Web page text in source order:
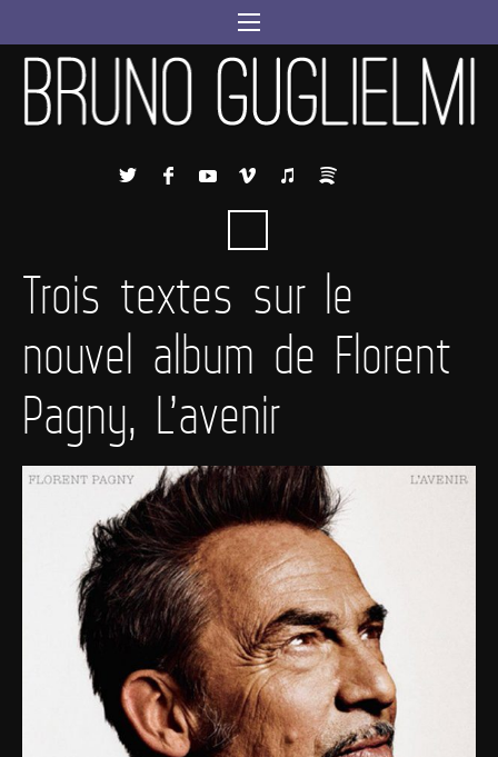
Trois textes sur le
nouvel album de Florent
Pagny, L’avenir